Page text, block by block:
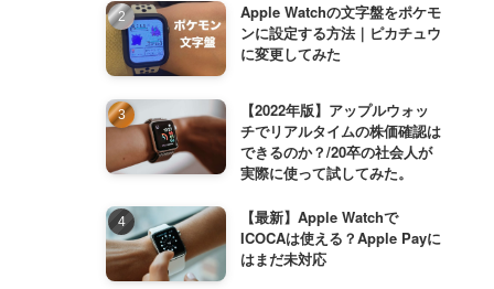
Apple Watchの文字盤をポケモ
ンに設定する方法｜ピカチュウ
に変更してみた
【2022年版】アップルウォッ
チでリアルタイムの株価確認は
できるのか？/20卒の社会人が
実際に使って試してみた。
【最新】Apple Watchで
ICOCAは使える？Apple Payに
はまだ未対応